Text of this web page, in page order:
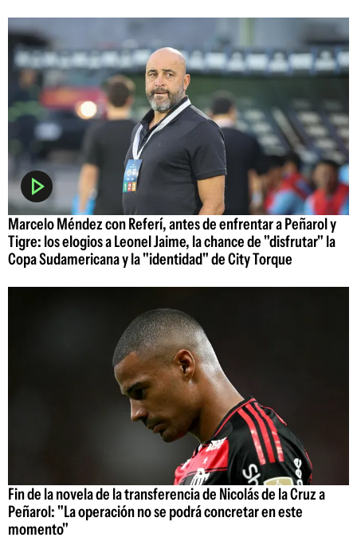
Marcelo Méndez con Referí, antes de enfrentar a Peñarol y
Tigre: los elogios a Leonel Jaime, la chance de "disfrutar" la
Copa Sudamericana y la "identidad" de City Torque
Fin de la novela de la transferencia de Nicolás de la Cruz a
Peñarol: "La operación no se podrá concretar en este
momento"